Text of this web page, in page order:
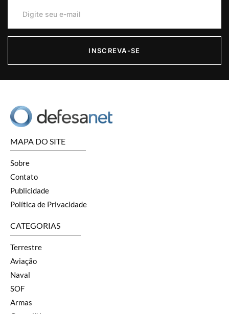
INSCREVA-SE
MAPA DO SITE
Sobre
Contato
Publicidade
Política de Privacidade
CATEGORIAS
Terrestre
Aviação
Naval
SOF
Armas